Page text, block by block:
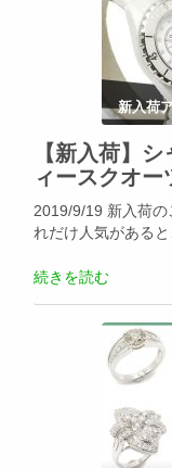
新入荷
【新入荷】
ィースクオー
2019/9/19 新入荷
れだけ人気がある
続きを読む